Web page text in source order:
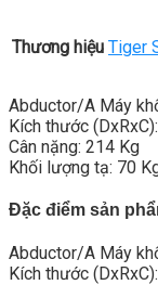
Thương hiệu Tiger
Abductor/A Máy
Kích thước
Cân nặng: 214 Kg
Khối lượng tạ: 70
Đặc điểm sản
Abductor/A Máy
Kích thước